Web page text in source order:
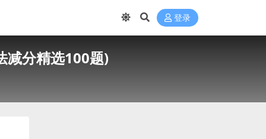
登录
减分精选100题)